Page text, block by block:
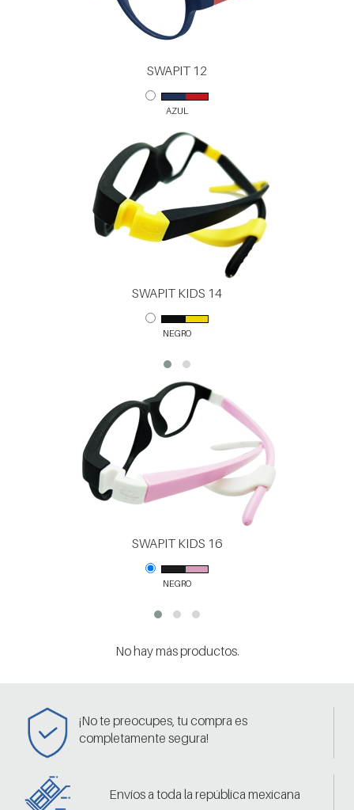
SWAPIT 12
AZUL
SWAPIT KIDS 14
NEGRO
SWAPIT KIDS 16
NEGRO
No hay más productos.
¡No te preocupes, tu compra es
completamente segura!
Envíos a toda la república mexicana